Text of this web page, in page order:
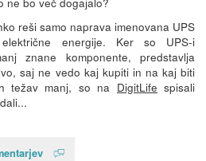
reši samo naprava imenovana UPS
energije. Ker so UPS-i
znane komponente, predstavlja
saj ne vedo kaj kupiti in na kaj biti
težav manj, so na DigitLife spisali